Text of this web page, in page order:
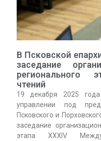
В Псковской
заседание
регионального
чтений
19 декабря 2025
управлении под
Псковского и
заседание
этапа XXXIV